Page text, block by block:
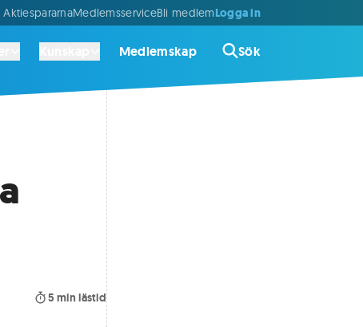
AktiespararnaMedlemsserviceBli medlemLogga in
Medlemskap Sök
5 min lästid